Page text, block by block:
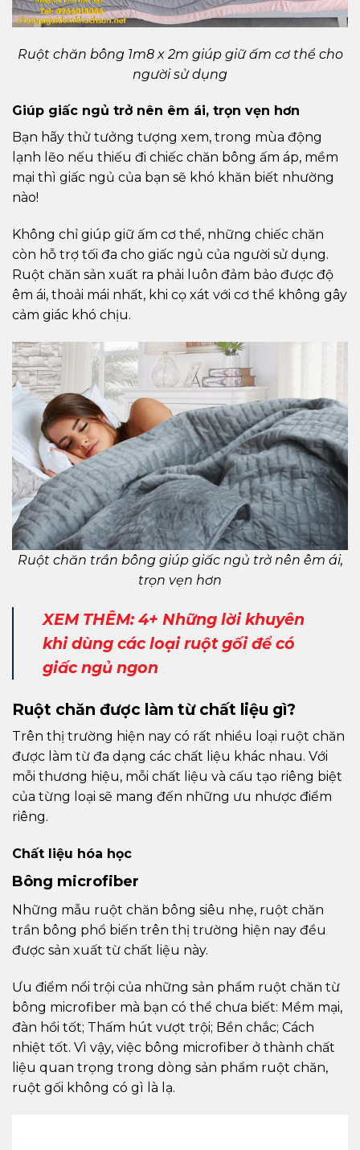
Ruột chăn bông 1m8 x 2m giúp giữ ấm cơ thể cho
người sử dụng
Giúp giấc ngủ trở nên êm ái, trọn vẹn hơn
Bạn hãy thử tưởng tượng xem, trong mùa động
lạnh lẽo nếu thiếu đi chiếc chăn bông ấm áp, mềm
mại thì giấc ngủ của bạn sẽ khó khăn biết nhường
nào!
Không chỉ giúp giữ ấm cơ thể, những chiếc chăn
còn hỗ trợ tối đa cho giấc ngủ của người sử dụng.
Ruột chăn sản xuất ra phải luôn đảm bảo được độ
êm ái, thoải mái nhất, khi cọ xát với cơ thể không gây
cảm giác khó chịu.
Ruột chăn trần bông giúp giấc ngủ trở nên êm ái,
trọn vẹn hơn
XEM THÊM: 4+ Những lời khuyên
khi dùng các loại ruột gối để có
giấc ngủ ngon
Ruột chăn được làm từ chất liệu gì?
Trên thị trường hiện nay có rất nhiều loại ruột chăn
được làm từ đa dạng các chất liệu khác nhau. Với
mỗi thương hiệu, mỗi chất liệu và cấu tạo riêng biệt
của từng loại sẽ mang đến những ưu nhược điểm
riêng.
Chất liệu hóa học
Bông microfiber
Những mẫu ruột chăn bông siêu nhẹ, ruột chăn
trần bông phổ biến trên thị trường hiện nay đều
được sản xuất từ chất liệu này.
Ưu điểm nổi trội của những sản phẩm ruột chăn từ
bông microfiber mà bạn có thể chưa biết: Mềm mại,
đàn hồi tốt; Thấm hút vượt trội; Bền chắc; Cách
nhiệt tốt. Vì vậy, việc bông microfiber ở thành chất
liệu quan trọng trong dòng sản phẩm ruột chăn,
ruột gối không có gì là lạ.